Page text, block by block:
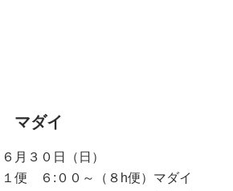
マダイ
６月３０日（日）
１便 ６:００～（８h便）マダイ